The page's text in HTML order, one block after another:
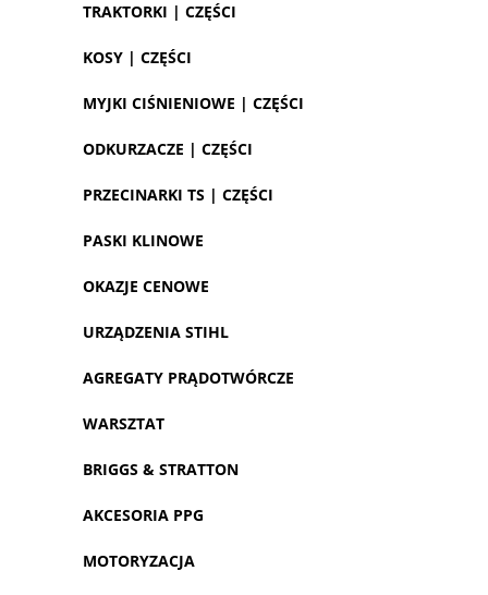
TRAKTORKI | CZĘŚCI
KOSY | CZĘŚCI
MYJKI CIŚNIENIOWE | CZĘŚCI
ODKURZACZE | CZĘŚCI
PRZECINARKI TS | CZĘŚCI
PASKI KLINOWE
OKAZJE CENOWE
URZĄDZENIA STIHL
AGREGATY PRĄDOTWÓRCZE
WARSZTAT
BRIGGS & STRATTON
AKCESORIA PPG
MOTORYZACJA